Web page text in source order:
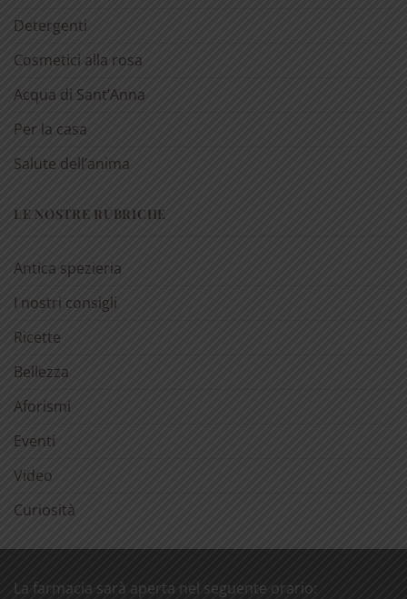
Detergenti
Cosmetici alla rosa
Acqua di Sant’Anna
Per la casa
Salute dell’anima
LE NOSTRE RUBRICHE
Antica spezieria
I nostri consigli
Ricette
Bellezza
Aforismi
Eventi
Video
Curiosità
La farmacia sarà aperta nel seguente orario: